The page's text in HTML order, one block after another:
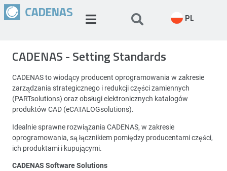
PL
CADENAS - Setting Standards
CADENAS to wiodący producent oprogramowania w zakresie
zarządzania strategicznego i redukcji części zamiennych
(PARTsolutions) oraz obsługi elektronicznych katalogów
produktów CAD (eCATALOGsolutions).
Idealnie sprawne rozwiązania CADENAS, w zakresie
oprogramowania, są łącznikiem pomiędzy producentami części,
ich produktami i kupującymi.
CADENAS Software Solutions